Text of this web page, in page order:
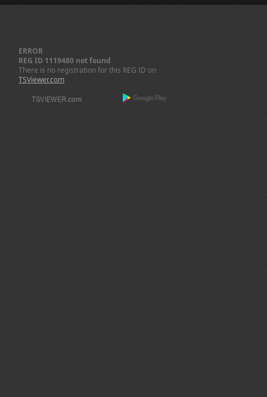
ERROR
REG ID 1119480 not found
There is no registration for this REG ID on
TSViewer.com